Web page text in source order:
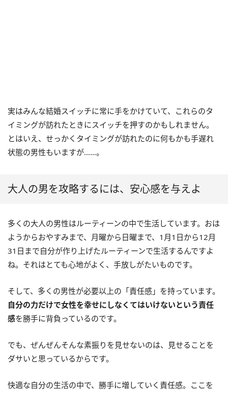
実はみんな結婚スイッチに常に手をかけていて、これらのタ
イミングが訪れたときにスイッチを押すのかもしれません。
とはいえ、せっかくタイミングが訪れたのに何もかも手遅れ
状態の男性もいますが……。
大人の男を攻略するには、安心感を与えよ
多くの大人の男性はルーティーンの中で生活しています。おは
ようからおやすみまで、月曜から日曜まで、1月1日から12月
31日まで自分が作り上げたルーティーンで生活するんですよ
ね。それはとても心地がよく、手放しがたいものです。
そして、多くの男性が必要以上の「責任感」を持っています。
自分の力だけで女性を幸せにしなくてはいけないという責任
感を勝手に背負っているのです。
でも、ぜんぜんそんな素振りを見せないのは、見せることを
ダサいと思っているからです。
快適な自分の生活の中で、勝手に増していく責任感。ここを